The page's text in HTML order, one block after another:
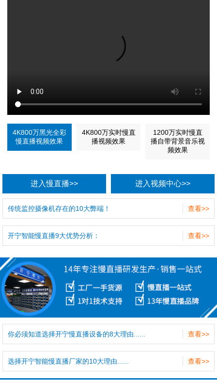
4K800万黑光全彩
慢直播视频效果
4K800万实时慢直
播视频效果
1200万实时慢直
播自带背景音乐视
频效果
进入慢直播>> 进入视频中心>>
查看>>
传统监控摄像机存在的10大弊端！
查看>>
开宁智能慢直播9大优势分析：
查看>>
你必须知道选择开宁慢直播设备的8大理由......
查看>>
选择开宁智能慢直播厂家的10大理由......